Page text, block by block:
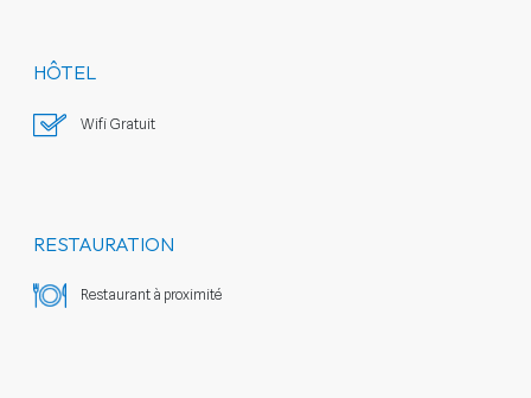
HÔTEL
Wifi Gratuit
RESTAURATION
Restaurant à proximité